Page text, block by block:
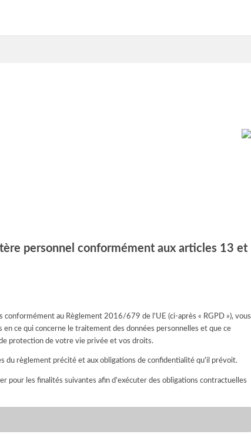
personnel conformément aux articles 13 et
au Règlement 2016/679 de l'UE (ci-après « RGPD »), vous
ce qui concerne le traitement des données personnelles et que ce
protection de votre vie privée et vos droits.
du règlement précité et aux obligations de confidentialité qu'il prévoit.
pour les finalités suivantes afin d’exécuter des obligations contractuelles